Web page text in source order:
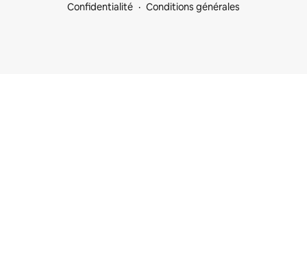
Confidentialité
Conditions générales